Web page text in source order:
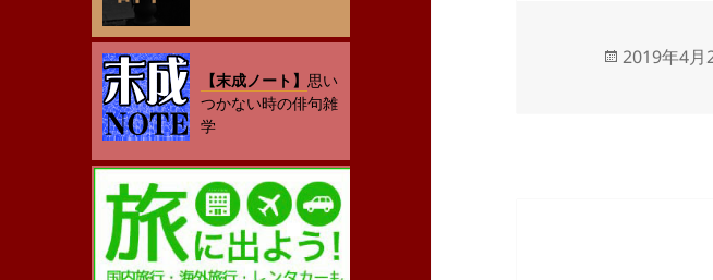
【末成ノート】 思い
つかない時の俳句雑
学
投
2019年4月